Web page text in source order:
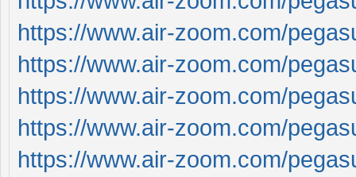
https://www.air-zoom.com/
https://www.air-zoom.com/
https://www.air-zoom.com/
https://www.air-zoom.com/
https://www.air-zoom.com/